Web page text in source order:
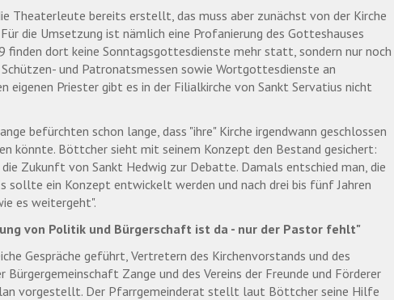
Theaterleute bereits erstellt, das muss aber zunächst von der Kirche
die Umsetzung ist nämlich eine Profanierung des Gotteshauses
finden dort keine Sonntagsgottesdienste mehr statt, sondern nur noch
und Patronatsmessen sowie Wortgottesdienste an
eigenen Priester gibt es in der Filialkirche von Sankt Servatius nicht
befürchten schon lange, dass "ihre" Kirche irgendwann geschlossen
könnte. Böttcher sieht mit seinem Konzept den Bestand gesichert:
Zukunft von Sankt Hedwig zur Debatte. Damals entschied man, die
sollte ein Konzept entwickelt werden und nach drei bis fünf Jahren
es weitergeht".
von Politik und Bürgerschaft ist da - nur der Pastor fehlt"
Gespräche geführt, Vertretern des Kirchenvorstands und des
Bürgergemeinschaft Zange und des Vereins der Freunde und Förderer
vorgestellt. Der Pfarrgemeinderat stellt laut Böttcher seine Hilfe